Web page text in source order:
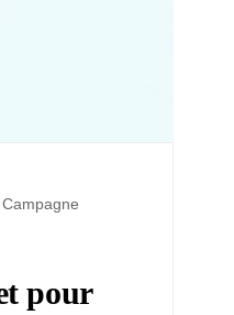
Campagne
pour